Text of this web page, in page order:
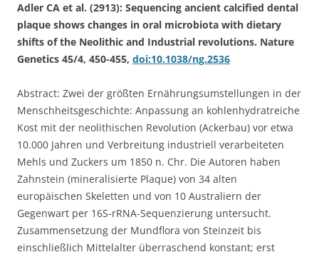
Adler CA et al. (2913): Sequencing ancient calcified dental
plaque shows changes in oral microbiota with dietary
shifts of the Neolithic and Industrial revolutions. Nature
Genetics 45/4, 450-455, doi:10.1038/ng.2536
Abstract: Zwei der größten Ernährungsumstellungen in der
Menschheitsgeschichte: Anpassung an kohlenhydratreiche
Kost mit der neolithischen Revolution (Ackerbau) vor etwa
10.000 Jahren und Verbreitung industriell verarbeiteten
Mehls und Zuckers um 1850 n. Chr. Die Autoren haben
Zahnstein (mineralisierte Plaque) von 34 alten
europäischen Skeletten und von 10 Australiern der
Gegenwart per 16S-rRNA-Sequenzierung untersucht.
Zusammensetzung der Mundflora von Steinzeit bis
einschließlich Mittelalter überraschend konstant; erst